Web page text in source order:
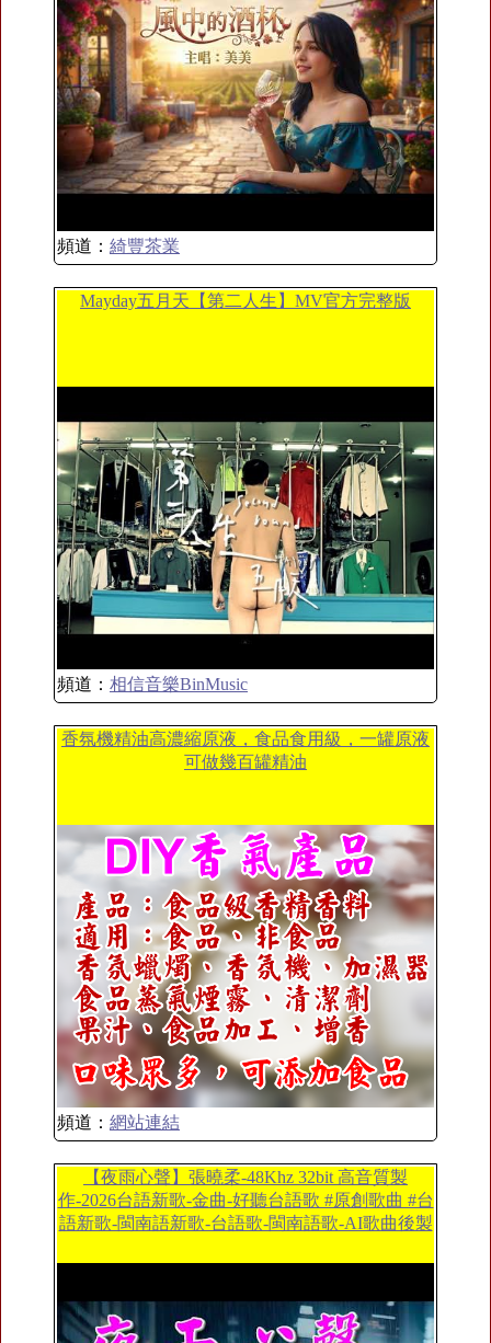
頻道： 綺豐茶業
Mayday五月天【第二人生】MV官方完整版
頻道： 相信音樂BinMusic
香氛機精油高濃縮原液，食品食用級，一罐原液
可做幾百罐精油
頻道： 網站連結
【夜雨心聲】張曉柔-48Khz 32bit 高音質製
作-2026台語新歌-金曲-好聽台語歌 #原創歌曲 #台
語新歌-閩南語新歌-台語歌-閩南語歌-AI歌曲後製